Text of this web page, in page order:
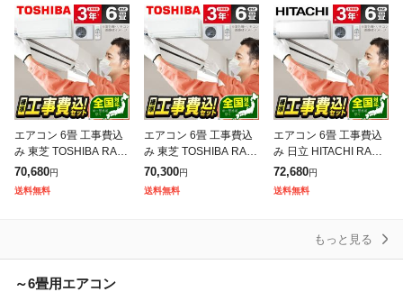
エアコン 6畳 工事費込
み 東芝 TOSHIBA RAS-
2215TM-W 2025年 ホ
ワイト 標準設置工事セ
ット
70,680円
送料無料
エアコン 6畳 工事費込
み 東芝 TOSHIBA RAS-
2215TL 2025年 ホワイ
ト TLシリーズ 標準設置
工事セット
70,300円
送料無料
エアコン 6畳 工事費込
み 日立 HITACHI RAS-
AJ2225S 2025年 スタ
ーホワイト 白くまくん
AJシリーズ
72,680円
送料無料
もっと見る
～6畳用エアコン